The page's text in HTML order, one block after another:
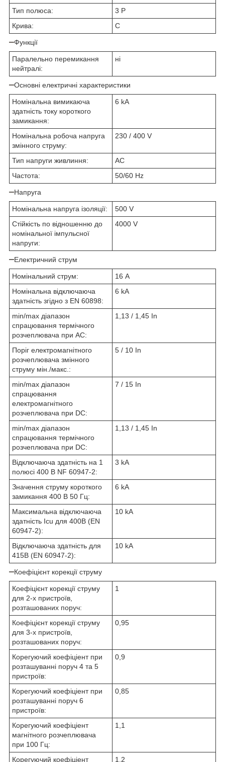
Тип полюса:
3 P
Крива:
C
Функції
Паралельно перемикання
нейтралі:
ні
Основні електричні характеристики
Номінальна вимикаюча
здатність току короткого
замикання:
6 kA
Номінальна робоча напруга
змінного струму:
230 / 400 V
Тип напруги живлиння:
AC
Частота:
50/60 Hz
Напруга
Номінальна напруга ізоляції:
500 V
Стійкість по відношенню до
номінальної імпульсної
напруги:
4000 V
Електричний струм
Номінальний струм:
16 A
Номінальна відключаюча
здатність згідно з EN 60898:
6 kA
min/max діапазон
спрацювання термічного
розчеплювача при АC:
1,13 / 1,45 In
Поріг електромагнітного
розчеплювача змінного
струму мін./макс.:
5 / 10 In
min/max діапазон
спрацювання
електромагнітного
розчеплювача при DC:
7 / 15 In
min/max діапазон
спрацювання термічного
розчеплювача при DC:
1,13 / 1,45 In
Відключаюча здатність на 1
полюсі 400 В NF 60947-2:
3 kA
Значення струму короткого
замикання 400 В 50 Гц:
6 kA
Максимальна відключаюча
здатність Icu для 400В (EN
60947-2):
10 kA
Відключаюча здатність для
415В (EN 60947-2):
10 kA
Коефіцієнт корекції струму
Коефіцієнт корекції струму
для 2-х пристроїв,
розташованих поруч:
1
Коефіцієнт корекції струму
для 3-х пристроїв,
розташованих поруч:
0,95
Корегуючий коефіціент при
розташуванні поруч 4 та 5
пристроїв:
0,9
Корегуючий коефіціент при
розташуванні поруч 6
пристроїв:
0,85
Корегуючий коефіціент
магнітного розчеплювача
при 100 Гц:
1,1
Корегуючий коефіціент 1,2